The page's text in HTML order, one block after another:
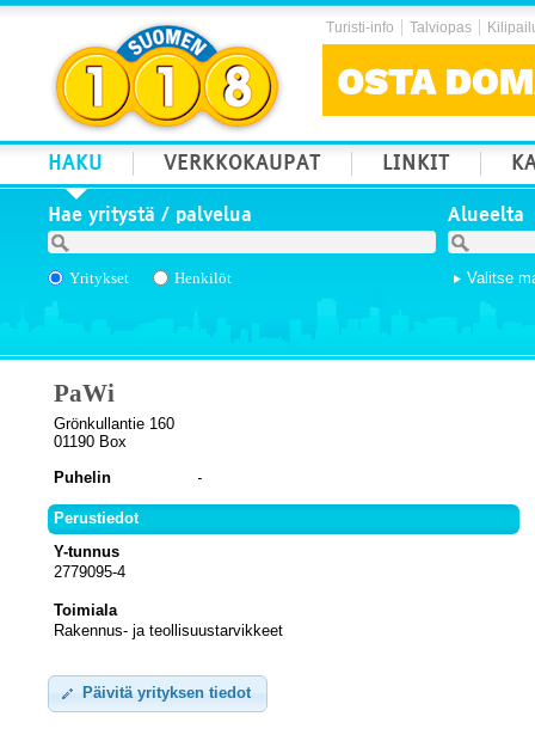
Turisti-info Talviopas
HAKU VERKKOKAUPAT LINKIT
Hae yritystä / palvelua
Yritykset Henkilöt
Alueelta
Valitse
PaWi
Grönkullantie 160
01190 Box
Puhelin
Perustiedot
Y-tunnus
2779095-4
Toimiala
Rakennus- ja teollisuustarvikkeet
Päivitä yrityksen tiedot